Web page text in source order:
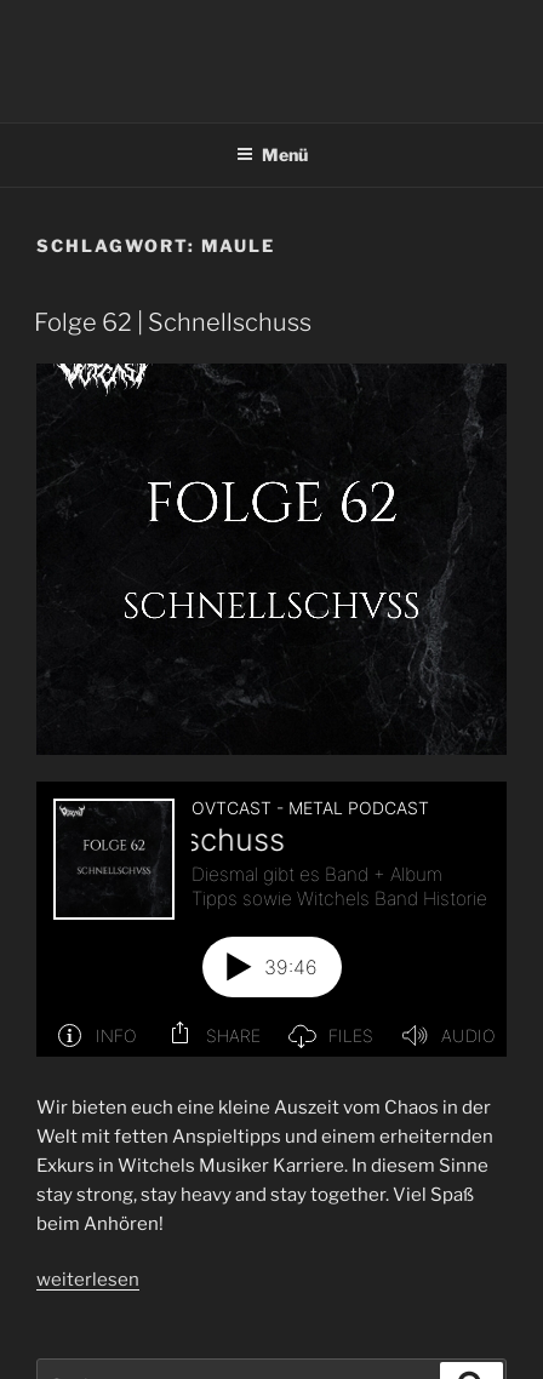
Menü
SCHLAGWORT: MAULE
Folge 62 | Schnellschuss
Wir bieten euch eine kleine Auszeit vom Chaos in der
Welt mit fetten Anspieltipps und einem erheiternden
Exkurs in Witchels Musiker Karriere. In diesem Sinne
stay strong, stay heavy and stay together. Viel Spaß
beim Anhören!
„Folge
Schnellschuss“
weiterlesen